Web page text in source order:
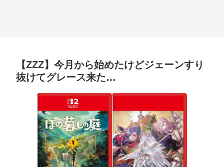
【ZZZ】今月から始めたけどジェーンすり
抜けてグレース来た…